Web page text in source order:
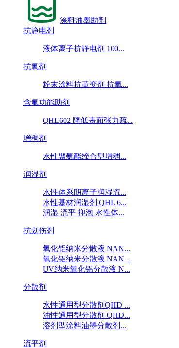
涂料油墨助剂
抗静电剂
液体离子抗静电剂 100...
抗氧剂
粉末涂料抗黄变剂 抗氧...
含氟功能助剂
QHL602 降低表面张力疏...
增稠剂
水性聚氨酯缔合型增稠...
润湿剂
水性体系阴离子润湿流...
水性基材润湿剂 QHL 6...
润湿 流平 抑泡 水性体...
抗划伤剂
氧化铝纳米分散液 NAN...
氧化铝纳米分散液 NAN...
UV纳米氧化铝分散液 N...
分散剂
水性通用型分散剂QHD ...
油性通用型分散剂 QHD...
溶剂型涂料油墨分散剂...
流平剂